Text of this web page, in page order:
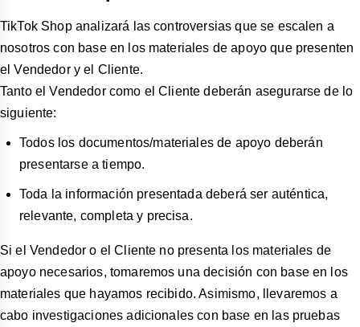
TikTok Shop analizará las controversias que se escalen a
nosotros con base en los materiales de apoyo que presenten
el Vendedor y el Cliente.
Tanto el Vendedor como el Cliente deberán asegurarse de lo
siguiente:
Todos los documentos/materiales de apoyo deberán
presentarse a tiempo.
Toda la información presentada deberá ser auténtica,
relevante, completa y precisa.
Si el Vendedor o el Cliente no presenta los materiales de
apoyo necesarios, tomaremos una decisión con base en los
materiales que hayamos recibido. Asimismo, llevaremos a
cabo investigaciones adicionales con base en las pruebas